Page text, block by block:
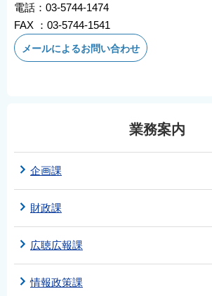
電話：03-5744-1474
FAX ：03-5744-1541
メールによるお問い合わせ
業務案内
企画課
財政課
広聴広報課
情報政策課